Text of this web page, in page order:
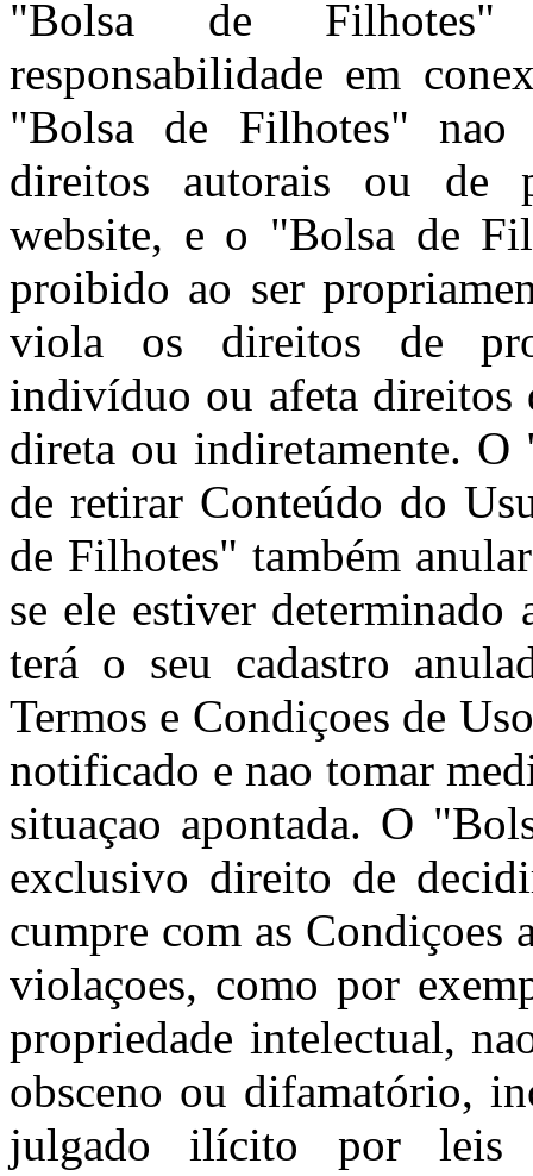
"Bolsa de Filhotes"
responsabilidade em
"Bolsa de Filhotes" nao
direitos autorais ou de
website, e o "Bolsa de
proibido ao ser
viola os direitos de
indivíduo ou afeta direitos
direta ou indiretamente.
de retirar Conteúdo do
de Filhotes" também
se ele estiver
terá o seu cadastro
Termos e Condiçoes de
notificado e nao tomar
situaçao apontada. O
exclusivo direito de
cumpre com as Condiçoes
violaçoes, como por
propriedade intelectual,
obsceno ou difamatório,
julgado ilícito por leis